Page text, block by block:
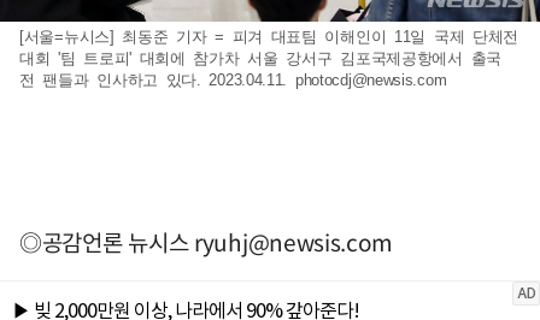
[서울=뉴시스] 최동준 기자 = 피겨 대표팀 이해인이 11일 국제 단체전
대회 '팀 트로피' 대회에 참가차 서울 강서구 김포국제공항에서 출국
전 팬들과 인사하고 있다. 2023.04.11. photocdj@newsis.com
◎공감언론 뉴시스ryuhj@newsis.com